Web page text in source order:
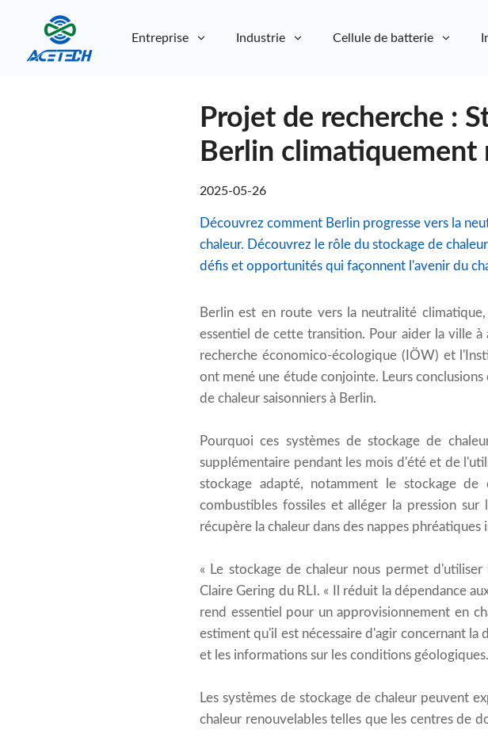
Entreprise Industrie Cellule de batterie
Projet de recherche :
Berlin climatiquement
2025-05-26
Découvrez comment Berlin progresse vers la
chaleur. Découvrez le rôle du stockage de
défis et opportunités qui façonnent l'avenir du
Berlin est en route vers la neutralité
essentiel de cette transition. Pour aider la ville
recherche économico-écologique (IÖW) et
ont mené une étude conjointe. Leurs
de chaleur saisonniers à Berlin.
Pourquoi ces systèmes de stockage de
supplémentaire pendant les mois d'été et de
stockage adapté, notamment le stockage
combustibles fossiles et alléger la pression
récupère la chaleur dans des nappes phréatiques
« Le stockage de chaleur nous permet
Claire Gering du RLI. « Il réduit la dépendance
rend essentiel pour un approvisionnement en
estiment qu'il est nécessaire d'agir concernant
et les informations sur les conditions géologiques.
Les systèmes de stockage de chaleur peuvent
chaleur renouvelables telles que les centres de